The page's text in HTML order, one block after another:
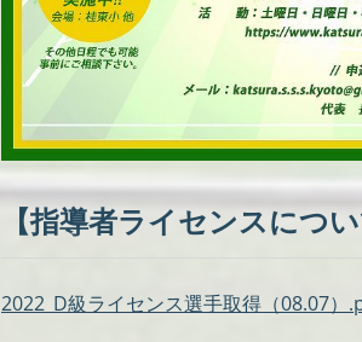
【指導者ライセンスについ
2022_D級ライセンス選手取得（08.07）